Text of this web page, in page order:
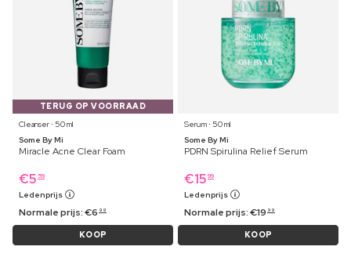
TERUG OP VOORRAAD
Cleanser ⋅ 50 ml
Some By Mi
Miracle Acne Clear Foam
€5 59
Ledenprijs
Normale prijs:€6 99
KOOP
Serum ⋅ 50 ml
Some By Mi
PDRN Spirulina Relief Serum
€15 99
Ledenprijs
Normale prijs:€19 99
KOOP